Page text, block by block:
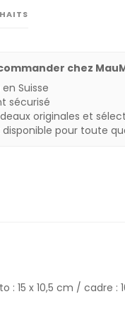
chez
Suisse
sécurisé
originales et
pour toute
15 x 10,5 cm / cadre :